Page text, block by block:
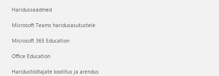
Haridusseadmed
Microsoft Teams haridusasutustele
Microsoft 365 Education
Office Education
Haridustöötajate koolitus ja arendus